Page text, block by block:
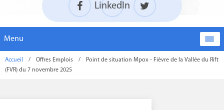
LinkedIn
Menu
Accueil / Offres Emplois /
Point de situation Mpox - Fièvre de la Vallée du Rift
(FVR) du 7 novembre 2025